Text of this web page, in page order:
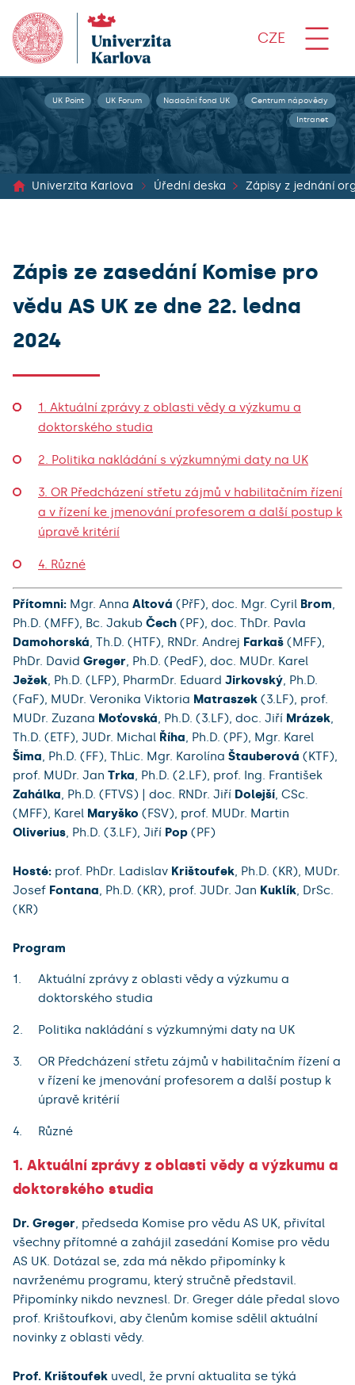
CZE
UK Point UK Forum Nadační fond UK Centrum nápovědy
Intranet
Univerzita Karlova Úřední deska
Zápis ze zasedání Komise pro
vědu AS UK ze dne 22. ledna
2024
1. Aktuální zprávy z oblasti vědy a výzkumu a
doktorského studia
2. Politika nakládání s výzkumnými daty na UK
3. OR Předcházení střetu zájmů v habilitačním řízení
a v řízení ke jmenování profesorem a další postup k
úpravě kritérií
4. Různé
Přítomni: Mgr. Anna Altová (PřF), doc. Mgr. Cyril Brom,
Ph.D. (MFF), Bc. Jakub Čech (PF), doc. ThDr. Pavla
Damohorská, Th.D. (HTF), RNDr. Andrej Farkaš (MFF),
PhDr. David Greger, Ph.D. (PedF), doc. MUDr. Karel
Ježek, Ph.D. (LFP), PharmDr. Eduard Jirkovský, Ph.D.
(FaF), MUDr. Veronika Viktoria Matraszek (3.LF), prof.
MUDr. Zuzana Moťovská, Ph.D. (3.LF), doc. Jiří Mrázek,
Th.D. (ETF), JUDr. Michal Říha, Ph.D. (PF), Mgr. Karel
Šima, Ph.D. (FF), ThLic. Mgr. Karolína Štauberová (KTF),
prof. MUDr. Jan Trka, Ph.D. (2.LF), prof. Ing. František
Zahálka, Ph.D. (FTVS) | doc. RNDr. Jiří Dolejší, CSc.
(MFF), Karel Maryško (FSV), prof. MUDr. Martin
Oliverius, Ph.D. (3.LF), Jiří Pop (PF)
Hosté: prof. PhDr. Ladislav Krištoufek, Ph.D. (KR), MUDr.
Josef Fontana, Ph.D. (KR), prof. JUDr. Jan Kuklík, DrSc.
(KR)
Program
Aktuální zprávy z oblasti vědy a výzkumu a
doktorského studia
Politika nakládání s výzkumnými daty na UK
OR Předcházení střetu zájmů v habilitačním řízení a
v řízení ke jmenování profesorem a další postup k
úpravě kritérií
Různé
1. Aktuální zprávy z oblasti vědy a výzkumu a
doktorského studia
Dr. Greger, předseda Komise pro vědu AS UK, přivítal
všechny přítomné a zahájil zasedání Komise pro vědu
AS UK. Dotázal se, zda má někdo připomínky k
navrženému programu, který stručně představil.
Připomínky nikdo nevznesl. Dr. Greger dále předal slovo
prof. Krištoufkovi, aby členům komise sdělil aktuální
novinky z oblasti vědy.
Prof. Krištoufek uvedl, že první aktualita se týká